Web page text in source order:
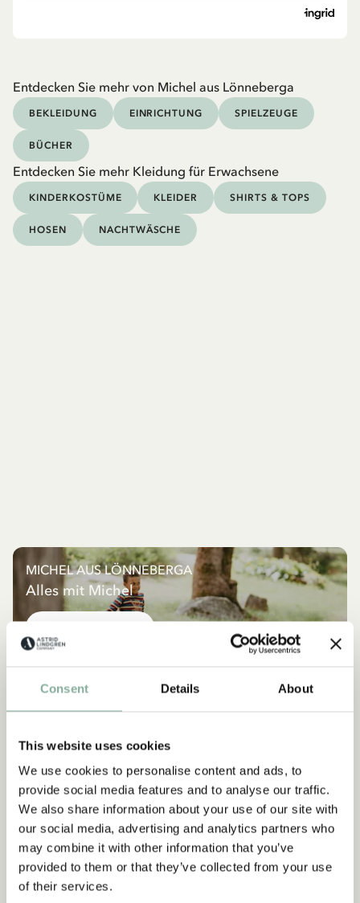
Consent Details About
This website uses cookies
We use cookies to personalise content and ads, to
provide social media features and to analyse our traffic.
We also share information about your use of our site with
our social media, advertising and analytics partners who
may combine it with other information that you’ve
provided to them or that they’ve collected from your use
of their services.
Entdecken Sie mehr von Michel aus Lönneberga
BEKLEIDUNG EINRICHTUNG SPIELZEUGE
BÜCHER
Entdecken Sie mehr Kleidung für Erwachsene
KINDERKOSTÜME KLEIDER SHIRTS & TOPS
HOSEN NACHTWÄSCHE
MICHEL AUS LÖNNEBERGA
Alles mit Michel